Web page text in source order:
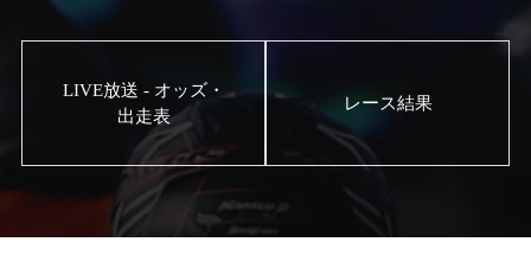
LIVE放送 - オッズ・
出走表
レース結果